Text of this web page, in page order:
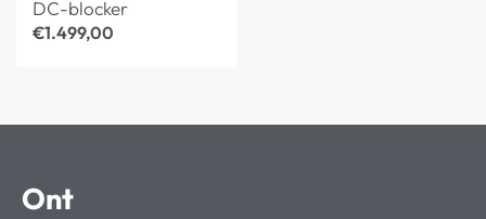
€1.499,00
DC-blocker
Ont